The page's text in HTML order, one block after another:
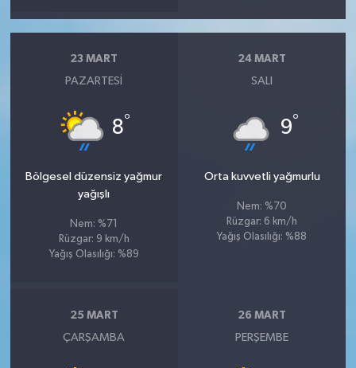
23 MART
PAZARTESI
8°
Bölgesel düzensiz yağmur
yağışlı
Nem: %71
Rüzgar: 9 km/h
Yağış Olasılığı: %89
24 MART
SALI
9°
Orta kuvvetli yağmurlu
Nem: %70
Rüzgar: 6 km/h
Yağış Olasılığı: %88
25 MART
ÇARŞAMBA
26 MART
PERŞEMBE